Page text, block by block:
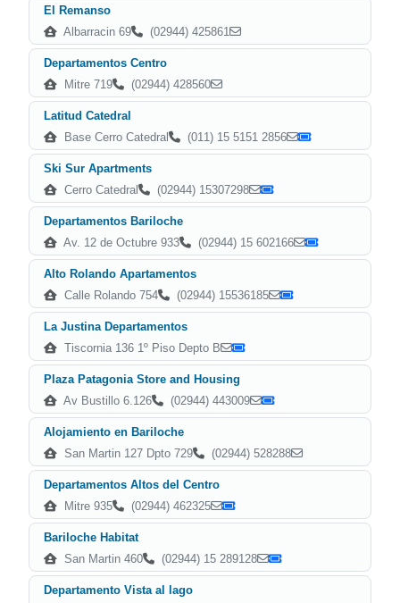
El Remanso
Albarracin 69
(02944) 425861
Departamentos Centro
Mitre 719
(02944) 428560
Latitud Catedral
Base Cerro Catedral
(011) 15 5151 2856
Ski Sur Apartments
Cerro Catedral
(02944) 15307298
Departamentos Bariloche
Av. 12 de Octubre 933
(02944) 15 602166
Alto Rolando Apartamentos
Calle Rolando 754
(02944) 15536185
La Justina Departamentos
Tiscornia 136 1º Piso Depto B
Plaza Patagonia Store and Housing
Av Bustillo 6.126
(02944) 443009
Alojamiento en Bariloche
San Martin 127 Dpto 729
(02944) 528288
Departamentos Altos del Centro
Mitre 935
(02944) 462325
Bariloche Habitat
San Martin 460
(02944) 15 289128
Departamento Vista al lago